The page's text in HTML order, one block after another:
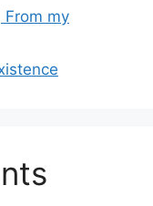
From my